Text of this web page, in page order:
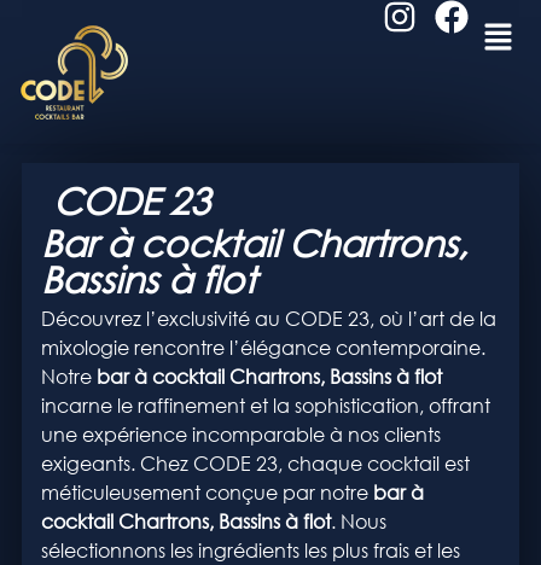
CODE 23
Bar à cocktail Chartrons,
Bassins à flot
Découvrez l’exclusivité au CODE 23, où l’art de la
mixologie rencontre l’élégance contemporaine.
Notre bar à cocktail Chartrons, Bassins à flot
incarne le raffinement et la sophistication, offrant
une expérience incomparable à nos clients
exigeants. Chez CODE 23, chaque cocktail est
méticuleusement conçue par notre bar à
cocktail Chartrons, Bassins à flot. Nous
sélectionnons les ingrédients les plus frais et les